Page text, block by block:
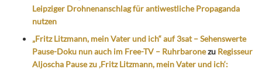
Leipziger Drohnenanschlag für antiwestliche Propaganda
nutzen
„Fritz Litzmann, mein Vater und ich“ auf 3sat – Sehenswerte
Pause-Doku nun auch im Free-TV – Ruhrbaronezu Regisseur
Aljoscha Pause zu ‚Fritz Litzmann, mein Vater und ich‘: